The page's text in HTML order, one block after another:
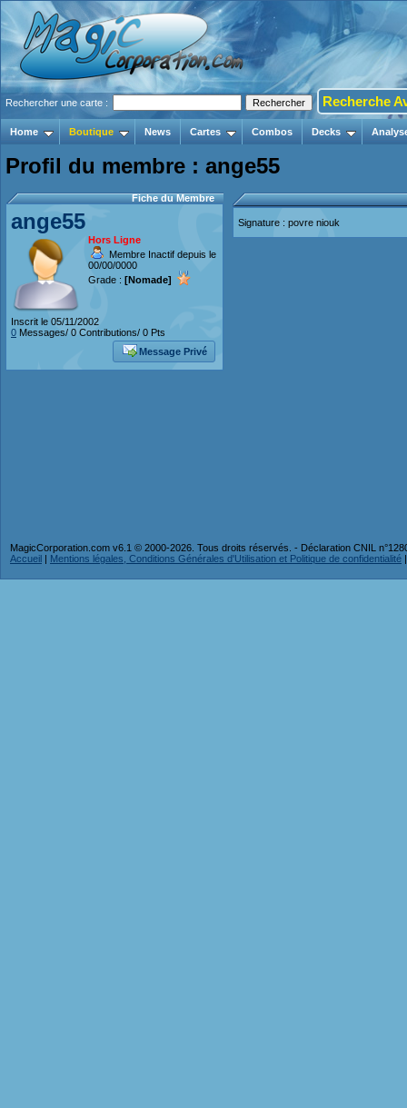
Rechercher une carte : Recherche
Home Boutique News Cartes Combos Decks
Profil du membre : ange55
Fiche du Membre
ange55
Hors Ligne
Membre Inactif depuis le
00/00/0000
Grade : [Nomade]
Inscrit le 05/11/2002
0 Messages/ 0 Contributions/ 0 Pts
Message Privé
Signature : povre niouk
MagicCorporation.com v6.1 © 2000-2026. Tous droits réservés. - Déclaration CNIL
Accueil | Mentions légales, Conditions Générales d'Utilisation et Politique de confidentialité